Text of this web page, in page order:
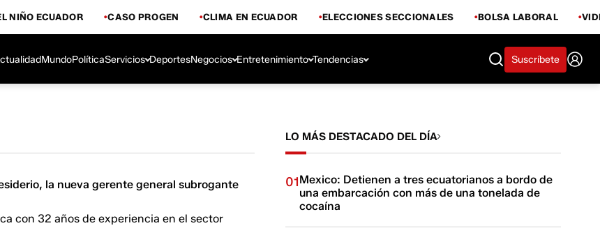
NIÑO ECUADOR CASO PROGEN CLIMA EN ECUADOR ELECCIONES SECCIONALES BOLSA LABORAL
MundoPolíticaServicios DeportesNegocios Entretenimiento Tendencias Suscríbete
la nueva gerente general subrogante
con 32 años de experiencia en el sector
LO MÁS DESTACADO DEL DÍA
01Mexico: Detienen a tres ecuatorianos a bordo de
una embarcación con más de una tonelada de
cocaína